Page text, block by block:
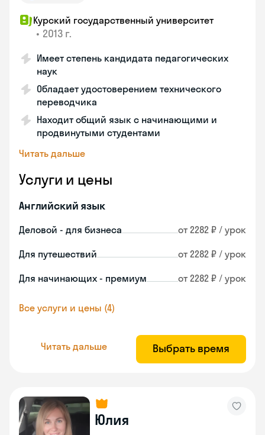
Курский государственный университет
• 2013 г.
Имеет степень кандидата педагогических
наук
Обладает удостоверением технического
переводчика
Находит общий язык с начинающими и
продвинутыми студентами
Читать дальше
Услуги и цены
Английский язык
Деловой - для бизнеса от 2282 ₽ / урок
Для путешествий от 2282 ₽ / урок
Для начинающих - премиум от 2282 ₽ / урок
Все услуги и цены (4)
Читать дальше Выбрать время
Юлия